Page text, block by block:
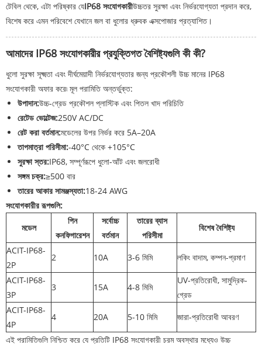
টেবিল থেকে, এটা পরিষ্কার যেIP68 সংযোগকারীউচ্চতর সুরক্ষা এবং নির্ভরযোগ্যতা প্রদান করে,
বিশেষ করে এমন পরিবেশে যেখানে জল বা ধুলোর ধ্রুবক এক্সপোজার প্রত্যাশিত।
আমাদের IP68 সংযোগকারীর প্রযুক্তিগত বৈশিষ্ট্যগুলি কী কী?
ধুলো সুরক্ষা সূক্ষ্মতা এবং দীর্ঘমেয়াদী নির্ভরযোগ্যতার জন্য প্রকৌশলী উচ্চ মানের IP68
সংযোগকারী অফার করে৷ মূল পরামিতি অন্তর্ভুক্ত:
উপাদান:উচ্চ-গ্রেড প্রকৌশল প্লাস্টিক এবং পিতল খাদ পরিচিতি
রেটেড ভোল্টেজ:250V AC/DC
রেট করা বর্তমান:মডেলের উপর নির্ভর করে 5A–20A
তাপমাত্রা পরিসীমা:-40°C থেকে +105°C
সুরক্ষা স্তর:IP68, সম্পূর্ণরূপে ধুলো-আঁট এবং জলরোধী
সঙ্গম চক্র:≥500 বার
তারের আকার সামঞ্জস্যতা:18-24 AWG
সংযোগকারীর রূপগুলি:
মডেল
পিন
কনফিগারেশন
সর্বোচ্চ
বর্তমান
তারের ব্যাস
পরিসীমা
বিশেষ বৈশিষ্ট্য
ACIT-IP68-
2P
2 10A 3-6 মিমি লকিং বাদাম, কম্পন-প্রমাণ
ACIT-IP68-
3P
3 15A 4-8 মিমি
UV-প্রতিরোধী, সামুদ্রিক-
গ্রেড
ACIT-IP68-
4P
4 20A 5-10 মিমি জারা-প্রতিরোধী আবরণ
এই পরামিতিগুলি নিশ্চিত করে যে প্রতিটি IP68 সংযোগকারী চরম অবস্থার মধ্যেও উচ্চ